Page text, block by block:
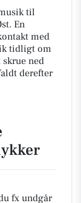
til
En
med
tidligt om
ned
derefter
fx undgår